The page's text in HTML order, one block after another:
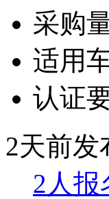
采购
适用
认证
2天前发
2人报